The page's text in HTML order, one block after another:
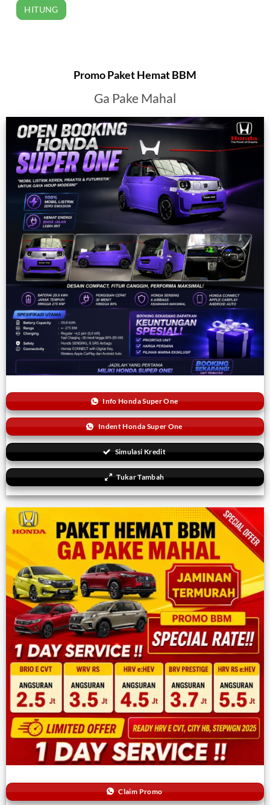
Promo Paket Hemat BBM
Ga Pake Mahal
Info Honda Super One
Indent Honda Super One
Simulasi Kredit
Tukar Tambah
Claim Promo